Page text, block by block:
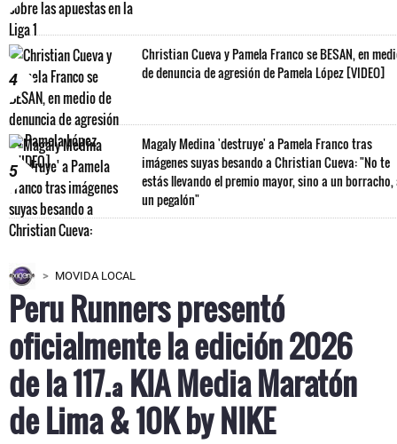
4
Christian Cueva y Pamela Franco se BESAN, en
de denuncia de agresión de Pamela López [VIDEO]
5
Magaly Medina 'destruye' a Pamela Franco tras
imágenes suyas besando a Christian Cueva: "No te
estás llevando el premio mayor, sino a un borracho,
un pegalón"
MOVIDA LOCAL
Peru Runners presentó
oficialmente la edición 2026
de la 117.ª KIA Media Maratón
de Lima & 10K by NIKE